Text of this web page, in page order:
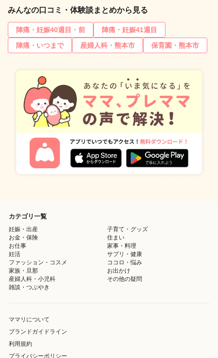
みんなの口コミ・体験談まとめから見る
陣痛・妊娠40週目・前
陣痛・妊娠41週目
陣痛・いつまで
産婦人科・熊本市 保育園・熊本市
カテゴリ一覧
妊娠・出産
子育て・グッズ
お金・保険
住まい
お仕事
家事・料理
妊活
サプリ・健康
ファッション・コスメ
ココロ・悩み
家族・旦那
お出かけ
産婦人科・小児科
その他の疑問
雑談・つぶやき
ママリについて
ブランドガイドライン
利用規約
プライバシーポリシー